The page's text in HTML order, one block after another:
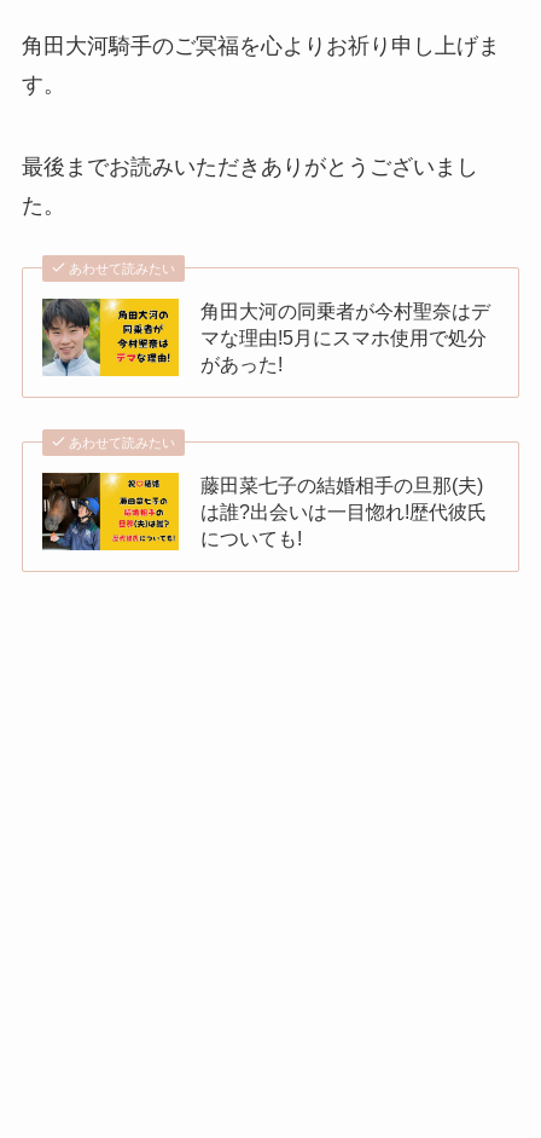
角田大河騎手のご冥福を心よりお祈り申し上げま
す。
最後までお読みいただきありがとうございまし
た。
あわせて読みたい
角田大河の同乗者が今村聖奈はデ
マな理由!5月にスマホ使用で処分
があった!
あわせて読みたい
藤田菜七子の結婚相手の旦那(夫)
は誰?出会いは一目惚れ!歴代彼氏
についても!